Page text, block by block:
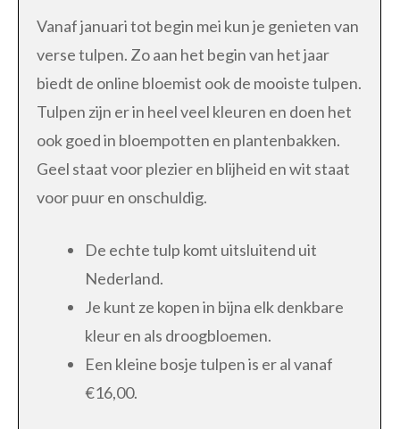
Vanaf januari tot begin mei kun je genieten van
verse tulpen. Zo aan het begin van het jaar
biedt de online bloemist ook de mooiste tulpen.
Tulpen zijn er in heel veel kleuren en doen het
ook goed in bloempotten en plantenbakken.
Geel staat voor plezier en blijheid en wit staat
voor puur en onschuldig.
De echte tulp komt uitsluitend uit
Nederland.
Je kunt ze kopen in bijna elk denkbare
kleur en als droogbloemen.
Een kleine bosje tulpen is er al vanaf
€16,00.